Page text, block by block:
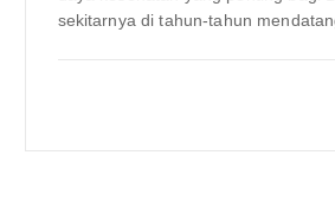
sekitarnya di tahun-tahun